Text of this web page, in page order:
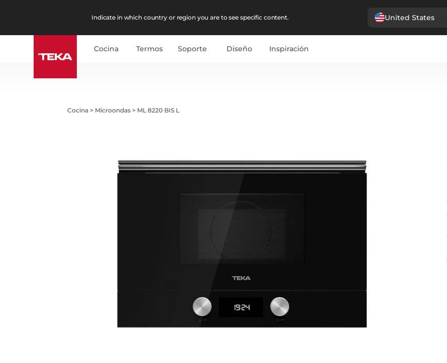
Indicate in which country or region you are to see specific content. United States
Cocina Termos Soporte Diseño Inspiración
Cocina > Microondas > ML 8220 BIS L